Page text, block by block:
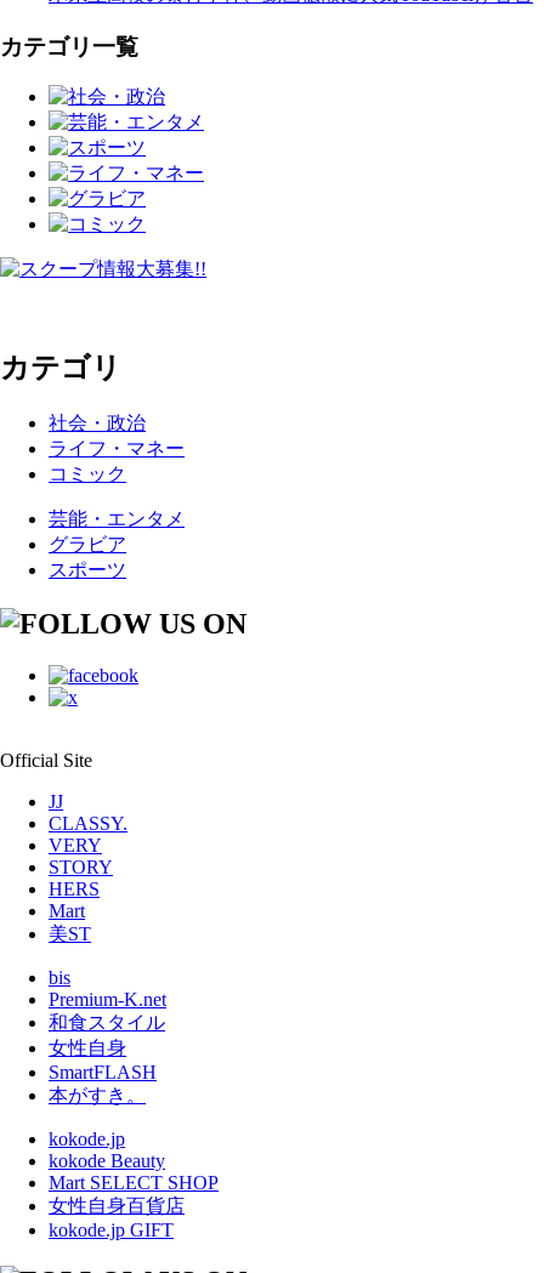
カテゴリ一覧
カテゴリ
社会・政治
ライフ・マネー
コミック
芸能・エンタメ
グラビア
スポーツ
Official Site
JJ
CLASSY.
VERY
STORY
HERS
Mart
美ST
bis
Premium-K.net
和食スタイル
女性自身
SmartFLASH
本がすき。
kokode.jp
kokode Beauty
Mart SELECT SHOP
女性自身百貨店
kokode.jp GIFT